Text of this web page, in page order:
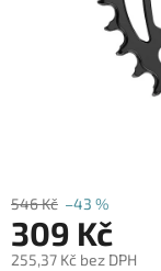
546 Kč –43 %
309 Kč
255,37 Kč bez DPH